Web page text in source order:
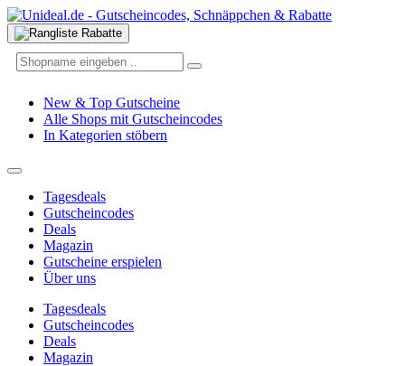
New & Top Gutscheine
Alle Shops mit Gutscheincodes
In Kategorien stöbern
Tagesdeals
Gutscheincodes
Deals
Magazin
Gutscheine erspielen
Über uns
Tagesdeals
Gutscheincodes
Deals
Magazin